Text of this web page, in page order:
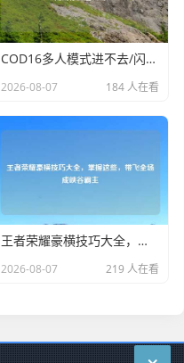
COD16多人模式进不去/闪退？全方位排查修复指南助你重返战场
2026-08-07 184 人在看
王者荣耀豪横技巧大全，掌握这些，带飞全场成峡谷霸主
2026-08-07 219 人在看